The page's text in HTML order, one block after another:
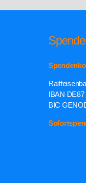
IBAN DE87
BIC